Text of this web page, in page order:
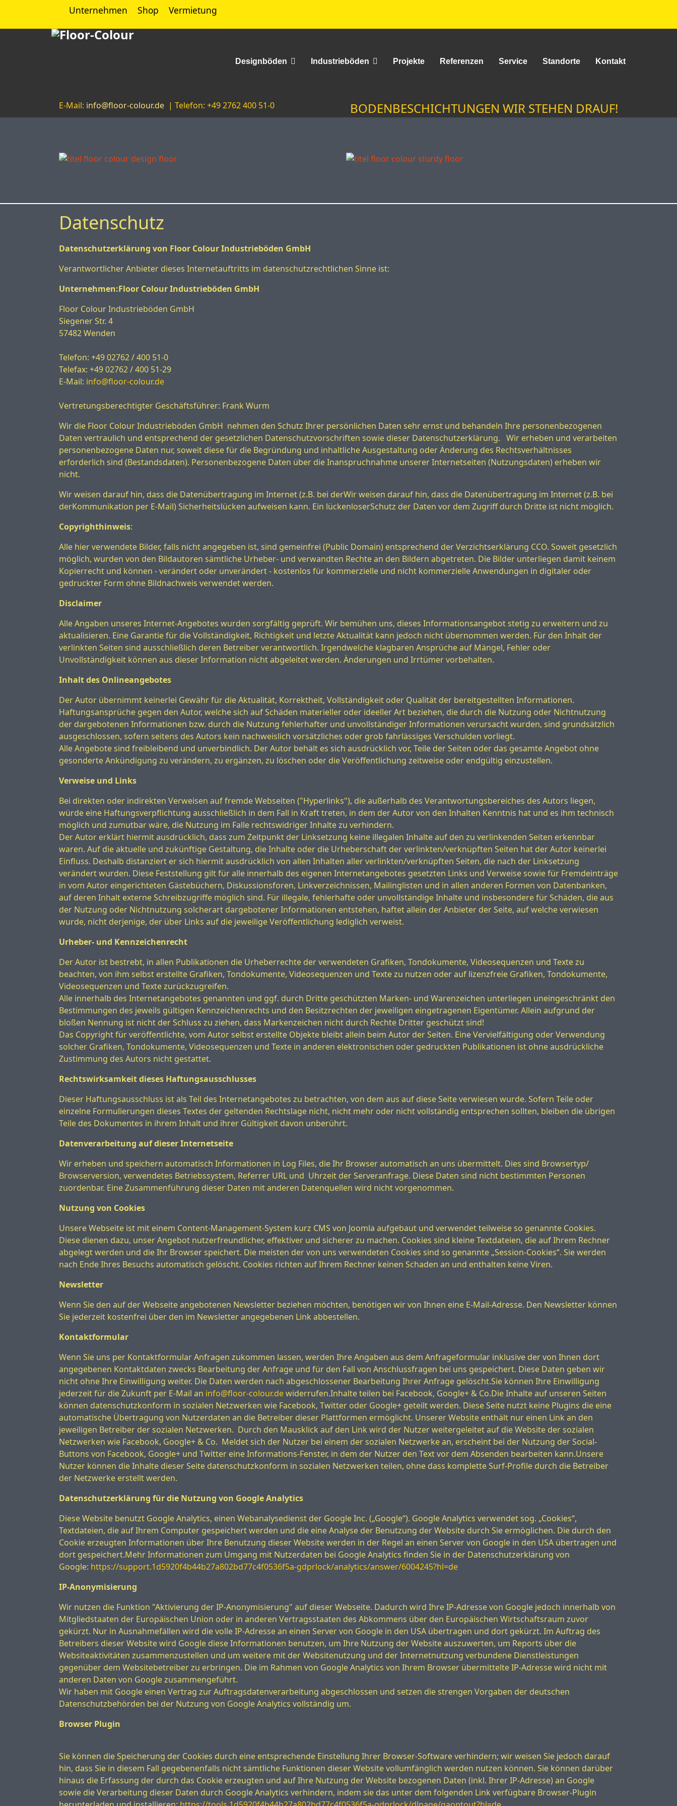
Unternehmen Shop Vermietung
Designböden Industrieböden Projekte Referenzen Service Standorte Kontakt
E-Mail: info@floor-colour.de | Telefon: +49 2762 400 51-0 BODENBESCHICHTUNGEN WIR STEHEN DRAUF!
Datenschutz
Datenschutzerklärung von Floor Colour Industrieböden GmbH
Verantwortlicher Anbieter dieses Internetauftritts im datenschutzrechtlichen Sinne ist:
Unternehmen:Floor Colour Industrieböden GmbH
Floor Colour Industrieböden GmbH
Siegener Str. 4
57482 Wenden
Telefon: +49 02762 / 400 51-0
Telefax: +49 02762 / 400 51-29
E-Mail: info@floor-colour.de
Vertretungsberechtigter Geschäftsführer: Frank Wurm
Wir die Floor Colour Industrieböden GmbH nehmen den Schutz Ihrer persönlichen Daten sehr ernst und behandeln Ihre personenbezogenen
Daten vertraulich und entsprechend der gesetzlichen Datenschutzvorschriften sowie dieser Datenschutzerklärung. Wir erheben und verarbeiten
personenbezogene Daten nur, soweit diese für die Begründung und inhaltliche Ausgestaltung oder Änderung des Rechtsverhältnisses
erforderlich sind (Bestandsdaten). Personenbezogene Daten über die Inanspruchnahme unserer Internetseiten (Nutzungsdaten) erheben wir
nicht.
Wir weisen darauf hin, dass die Datenübertragung im Internet (z.B. bei derWir weisen darauf hin, dass die Datenübertragung im Internet (z.B. bei
derKommunikation per E-Mail) Sicherheitslücken aufweisen kann. Ein lückenloserSchutz der Daten vor dem Zugriff durch Dritte ist nicht möglich.
Copyrighthinweis:
Alle hier verwendete Bilder, falls nicht angegeben ist, sind gemeinfrei (Public Domain) entsprechend der Verzichtserklärung CCO. Soweit gesetzlich
möglich, wurden von den Bildautoren sämtliche Urheber- und verwandten Rechte an den Bildern abgetreten. Die Bilder unterliegen damit keinem
Kopierrecht und können - verändert oder unverändert - kostenlos für kommerzielle und nicht kommerzielle Anwendungen in digitaler oder
gedruckter Form ohne Bildnachweis verwendet werden.
Disclaimer
Alle Angaben unseres Internet-Angebotes wurden sorgfältig geprüft. Wir bemühen uns, dieses Informationsangebot stetig zu erweitern und zu
aktualisieren. Eine Garantie für die Vollständigkeit, Richtigkeit und letzte Aktualität kann jedoch nicht übernommen werden. Für den Inhalt der
verlinkten Seiten sind ausschließlich deren Betreiber verantwortlich. Irgendwelche klagbaren Ansprüche auf Mängel, Fehler oder
Unvollständigkeit können aus dieser Information nicht abgeleitet werden. Änderungen und Irrtümer vorbehalten.
Inhalt des Onlineangebotes
Der Autor übernimmt keinerlei Gewähr für die Aktualität, Korrektheit, Vollständigkeit oder Qualität der bereitgestellten Informationen.
Haftungsansprüche gegen den Autor, welche sich auf Schäden materieller oder ideeller Art beziehen, die durch die Nutzung oder Nichtnutzung
der dargebotenen Informationen bzw. durch die Nutzung fehlerhafter und unvollständiger Informationen verursacht wurden, sind grundsätzlich
ausgeschlossen, sofern seitens des Autors kein nachweislich vorsätzliches oder grob fahrlässiges Verschulden vorliegt.
Alle Angebote sind freibleibend und unverbindlich. Der Autor behält es sich ausdrücklich vor, Teile der Seiten oder das gesamte Angebot ohne
gesonderte Ankündigung zu verändern, zu ergänzen, zu löschen oder die Veröffentlichung zeitweise oder endgültig einzustellen.
Verweise und Links
Bei direkten oder indirekten Verweisen auf fremde Webseiten ("Hyperlinks"), die außerhalb des Verantwortungsbereiches des Autors liegen,
würde eine Haftungsverpflichtung ausschließlich in dem Fall in Kraft treten, in dem der Autor von den Inhalten Kenntnis hat und es ihm technisch
möglich und zumutbar wäre, die Nutzung im Falle rechtswidriger Inhalte zu verhindern.
Der Autor erklärt hiermit ausdrücklich, dass zum Zeitpunkt der Linksetzung keine illegalen Inhalte auf den zu verlinkenden Seiten erkennbar
waren. Auf die aktuelle und zukünftige Gestaltung, die Inhalte oder die Urheberschaft der verlinkten/verknüpften Seiten hat der Autor keinerlei
Einfluss. Deshalb distanziert er sich hiermit ausdrücklich von allen Inhalten aller verlinkten/verknüpften Seiten, die nach der Linksetzung
verändert wurden. Diese Feststellung gilt für alle innerhalb des eigenen Internetangebotes gesetzten Links und Verweise sowie für Fremdeinträge
in vom Autor eingerichteten Gästebüchern, Diskussionsforen, Linkverzeichnissen, Mailinglisten und in allen anderen Formen von Datenbanken,
auf deren Inhalt externe Schreibzugriffe möglich sind. Für illegale, fehlerhafte oder unvollständige Inhalte und insbesondere für Schäden, die aus
der Nutzung oder Nichtnutzung solcherart dargebotener Informationen entstehen, haftet allein der Anbieter der Seite, auf welche verwiesen
wurde, nicht derjenige, der über Links auf die jeweilige Veröffentlichung lediglich verweist.
Urheber- und Kennzeichenrecht
Der Autor ist bestrebt, in allen Publikationen die Urheberrechte der verwendeten Grafiken, Tondokumente, Videosequenzen und Texte zu
beachten, von ihm selbst erstellte Grafiken, Tondokumente, Videosequenzen und Texte zu nutzen oder auf lizenzfreie Grafiken, Tondokumente,
Videosequenzen und Texte zurückzugreifen.
Alle innerhalb des Internetangebotes genannten und ggf. durch Dritte geschützten Marken- und Warenzeichen unterliegen uneingeschränkt den
Bestimmungen des jeweils gültigen Kennzeichenrechts und den Besitzrechten der jeweiligen eingetragenen Eigentümer. Allein aufgrund der
bloßen Nennung ist nicht der Schluss zu ziehen, dass Markenzeichen nicht durch Rechte Dritter geschützt sind!
Das Copyright für veröffentlichte, vom Autor selbst erstellte Objekte bleibt allein beim Autor der Seiten. Eine Vervielfältigung oder Verwendung
solcher Grafiken, Tondokumente, Videosequenzen und Texte in anderen elektronischen oder gedruckten Publikationen ist ohne ausdrückliche
Zustimmung des Autors nicht gestattet.
Rechtswirksamkeit dieses Haftungsausschlusses
Dieser Haftungsausschluss ist als Teil des Internetangebotes zu betrachten, von dem aus auf diese Seite verwiesen wurde. Sofern Teile oder
einzelne Formulierungen dieses Textes der geltenden Rechtslage nicht, nicht mehr oder nicht vollständig entsprechen sollten, bleiben die übrigen
Teile des Dokumentes in ihrem Inhalt und ihrer Gültigkeit davon unberührt.
Datenverarbeitung auf dieser Internetseite
Wir erheben und speichern automatisch Informationen in Log Files, die Ihr Browser automatisch an uns übermittelt. Dies sind Browsertyp/
Browserversion, verwendetes Betriebssystem, Referrer URL und Uhrzeit der Serveranfrage. Diese Daten sind nicht bestimmten Personen
zuordenbar. Eine Zusammenführung dieser Daten mit anderen Datenquellen wird nicht vorgenommen.
Nutzung von Cookies
Unsere Webseite ist mit einem Content-Management-System kurz CMS von Joomla aufgebaut und verwendet teilweise so genannte Cookies.
Diese dienen dazu, unser Angebot nutzerfreundlicher, effektiver und sicherer zu machen. Cookies sind kleine Textdateien, die auf Ihrem Rechner
abgelegt werden und die Ihr Browser speichert. Die meisten der von uns verwendeten Cookies sind so genannte „Session-Cookies“. Sie werden
nach Ende Ihres Besuchs automatisch gelöscht. Cookies richten auf Ihrem Rechner keinen Schaden an und enthalten keine Viren.
Newsletter
Wenn Sie den auf der Webseite angebotenen Newsletter beziehen möchten, benötigen wir von Ihnen eine E-Mail-Adresse. Den Newsletter können
Sie jederzeit kostenfrei über den im Newsletter angegebenen Link abbestellen.
Kontaktformular
Wenn Sie uns per Kontaktformular Anfragen zukommen lassen, werden Ihre Angaben aus dem Anfrageformular inklusive der von Ihnen dort
angegebenen Kontaktdaten zwecks Bearbeitung der Anfrage und für den Fall von Anschlussfragen bei uns gespeichert. Diese Daten geben wir
nicht ohne Ihre Einwilligung weiter. Die Daten werden nach abgeschlossener Bearbeitung Ihrer Anfrage gelöscht.Sie können Ihre Einwilligung
jederzeit für die Zukunft per E-Mail an info@floor-colour.dewiderrufen.Inhalte teilen bei Facebook, Google+ & Co.Die Inhalte auf unseren Seiten
können datenschutzkonform in sozialen Netzwerken wie Facebook, Twitter oder Google+ geteilt werden. Diese Seite nutzt keine Plugins die eine
automatische Übertragung von Nutzerdaten an die Betreiber dieser Plattformen ermöglicht. Unserer Website enthält nur einen Link an den
jeweiligen Betreiber der sozialen Netzwerken. Durch den Mausklick auf den Link wird der Nutzer weitergeleitet auf die Website der sozialen
Netzwerken wie Facebook, Google+ & Co. Meldet sich der Nutzer bei einem der sozialen Netzwerke an, erscheint bei der Nutzung der Social-
Buttons von Facebook, Google+ und Twitter eine Informations-Fenster, in dem der Nutzer den Text vor dem Absenden bearbeiten kann.Unsere
Nutzer können die Inhalte dieser Seite datenschutzkonform in sozialen Netzwerken teilen, ohne dass komplette Surf-Profile durch die Betreiber
der Netzwerke erstellt werden.
Datenschutzerklärung für die Nutzung von Google Analytics
Diese Website benutzt Google Analytics, einen Webanalysedienst der Google Inc. („Google“). Google Analytics verwendet sog. „Cookies“,
Textdateien, die auf Ihrem Computer gespeichert werden und die eine Analyse der Benutzung der Website durch Sie ermöglichen. Die durch den
Cookie erzeugten Informationen über Ihre Benutzung dieser Website werden in der Regel an einen Server von Google in den USA übertragen und
dort gespeichert.Mehr Informationen zum Umgang mit Nutzerdaten bei Google Analytics finden Sie in der Datenschutzerklärung von
Google: https://support.1d5920f4b44b27a802bd77c4f0536f5a-gdprlock/analytics/answer/6004245?hl=de
IP-Anonymisierung
Wir nutzen die Funktion "Aktivierung der IP-Anonymisierung" auf dieser Webseite. Dadurch wird Ihre IP-Adresse von Google jedoch innerhalb von
Mitgliedstaaten der Europäischen Union oder in anderen Vertragsstaaten des Abkommens über den Europäischen Wirtschaftsraum zuvor
gekürzt. Nur in Ausnahmefällen wird die volle IP-Adresse an einen Server von Google in den USA übertragen und dort gekürzt. Im Auftrag des
Betreibers dieser Website wird Google diese Informationen benutzen, um Ihre Nutzung der Website auszuwerten, um Reports über die
Websiteaktivitäten zusammenzustellen und um weitere mit der Websitenutzung und der Internetnutzung verbundene Dienstleistungen
gegenüber dem Websitebetreiber zu erbringen. Die im Rahmen von Google Analytics von Ihrem Browser übermittelte IP-Adresse wird nicht mit
anderen Daten von Google zusammengeführt.
Wir haben mit Google einen Vertrag zur Auftragsdatenverarbeitung abgeschlossen und setzen die strengen Vorgaben der deutschen
Datenschutzbehörden bei der Nutzung von Google Analytics vollständig um.
Browser Plugin
Sie können die Speicherung der Cookies durch eine entsprechende Einstellung Ihrer Browser-Software verhindern; wir weisen Sie jedoch darauf
hin, dass Sie in diesem Fall gegebenenfalls nicht sämtliche Funktionen dieser Website vollumfänglich werden nutzen können. Sie können darüber
hinaus die Erfassung der durch das Cookie erzeugten und auf Ihre Nutzung der Website bezogenen Daten (inkl. Ihrer IP-Adresse) an Google
sowie die Verarbeitung dieser Daten durch Google Analytics verhindern, indem sie das unter dem folgenden Link verfügbare Browser-Plugin